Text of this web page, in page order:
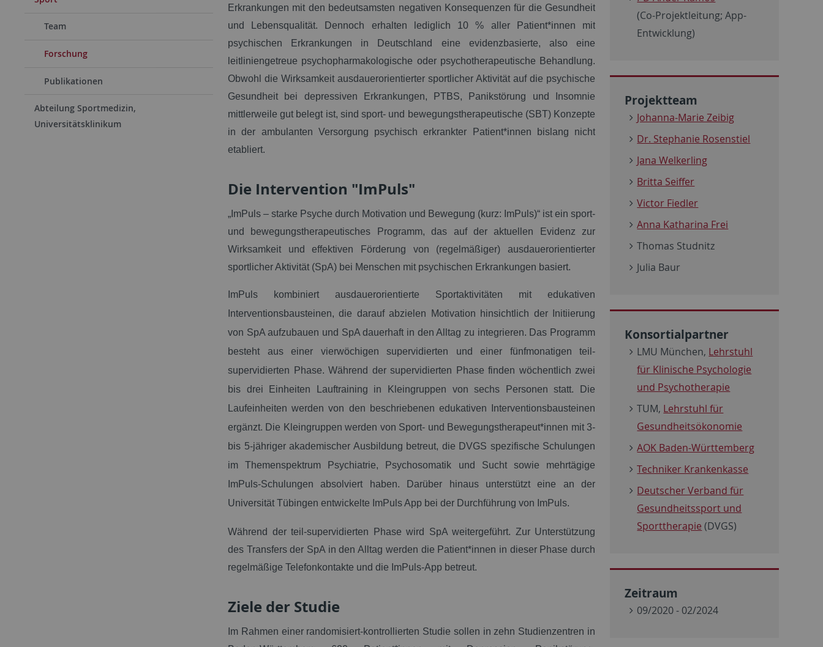
Team
Forschung
Publikationen
Abteilung Sportmedizin,
Universitätsklinikum
Erkrankungen mit den bedeutsamsten negativen Konsequenzen für die Gesundheit
und Lebensqualität. Dennoch erhalten lediglich 10 % aller Patient*innen mit
psychischen Erkrankungen in Deutschland eine evidenzbasierte, also eine
leitliniengetreue psychopharmakologische oder psychotherapeutische Behandlung.
Obwohl die Wirksamkeit ausdauerorientierter sportlicher Aktivität auf die psychische
Gesundheit bei depressiven Erkrankungen, PTBS, Panikstörung und Insomnie
mittlerweile gut belegt ist, sind sport- und bewegungstherapeutische (SBT) Konzepte
in der ambulanten Versorgung psychisch erkrankter Patient*innen bislang nicht
etabliert.
Die Intervention "ImPuls"
„ImPuls – starke Psyche durch Motivation und Bewegung (kurz: ImPuls)“ ist ein sport-
und bewegungstherapeutisches Programm, das auf der aktuellen Evidenz zur
Wirksamkeit und effektiven Förderung von (regelmäßiger) ausdauerorientierter
sportlicher Aktivität (SpA) bei Menschen mit psychischen Erkrankungen basiert.
ImPuls kombiniert ausdauerorientierte Sportaktivitäten mit edukativen
Interventionsbausteinen, die darauf abzielen Motivation hinsichtlich der Initiierung
von SpA aufzubauen und SpA dauerhaft in den Alltag zu integrieren. Das Programm
besteht aus einer vierwöchigen supervidierten und einer fünfmonatigen teil-
supervidierten Phase. Während der supervidierten Phase finden wöchentlich zwei
bis drei Einheiten Lauftraining in Kleingruppen von sechs Personen statt. Die
Laufeinheiten werden von den beschriebenen edukativen Interventionsbausteinen
ergänzt. Die Kleingruppen werden von Sport- und Bewegungstherapeut*innen mit 3-
bis 5-jähriger akademischer Ausbildung betreut, die DVGS spezifische Schulungen
im Themenspektrum Psychiatrie, Psychosomatik und Sucht sowie mehrtägige
ImPuls-Schulungen absolviert haben. Darüber hinaus unterstützt eine an der
Universität Tübingen entwickelte ImPuls App bei der Durchführung von ImPuls.
Während der teil-supervidierten Phase wird SpA weitergeführt. Zur Unterstützung
des Transfers der SpA in den Alltag werden die Patient*innen in dieser Phase durch
regelmäßige Telefonkontakte und die ImPuls-​App betreut.
Ziele der Studie
Im Rahmen einer randomisiert-kontrollierten Studie sollen in zehn Studienzentren in
(Co-Projektleitung; App-
Entwicklung)
Projektteam
Johanna-Marie Zeibig
Dr. Stephanie Rosenstiel
Jana Welkerling
Britta Seiffer
Victor Fiedler
Anna Katharina Frei
Thomas Studnitz
Julia Baur
Konsortialpartner
LMU München, Lehrstuhl
für Klinische Psychologie
und Psychotherapie
TUM, Lehrstuhl für
Gesundheitsökonomie
AOK Baden-Württemberg
Techniker Krankenkasse
Deutscher Verband für
Gesundheitssport und
Sporttherapie (DVGS)
Zeitraum
09/2020 - 02/2024